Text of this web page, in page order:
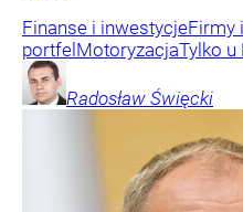
Finanse i inwestycjeFirmy
portfel MotoryzacjaTylko u
Radosław Święcki